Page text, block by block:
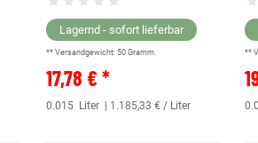
Lagernd - sofort lieferbar
** Versandgewicht: 50 Gramm.
17,78 € *
0.015 Liter | 1.185,33 € / Liter
**